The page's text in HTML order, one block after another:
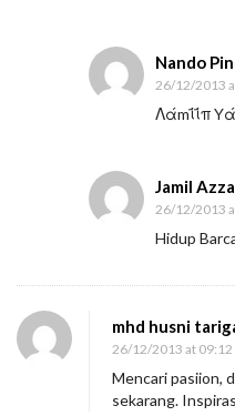
Nando
26/12/2013
Λάmΐΐπ
Jamil
26/12/2013
Hidup
mhd husni
26/12/2013 at 09:12
Mencari pasiion,
sekarang.